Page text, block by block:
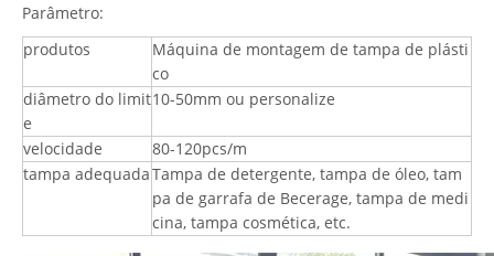
Parâmetro:
produtos
Máquina de montagem de tampa de plásti
co
diâmetro do limit
e
10-50mm ou personalize
velocidade
80-120pcs/m
tampa adequadaTampa de detergente, tampa de óleo, tam
pa de garrafa de Becerage, tampa de medi
cina, tampa cosmética, etc.